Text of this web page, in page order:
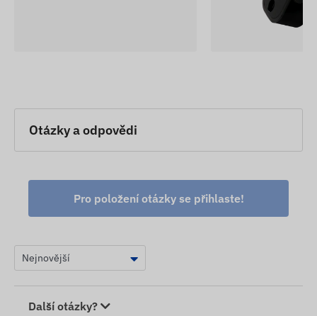
upozornění změnit některé parametry nebo balení
Otázky a odpovědi
Pro položení otázky se přihlaste!
Další otázky?